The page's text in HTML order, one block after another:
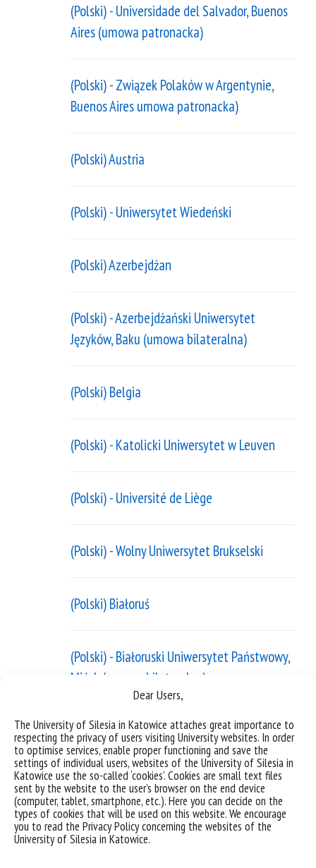
Dear Users,
The University of Silesia in Katowice attaches great importance to
respecting the privacy of users visiting University websites. In order
to optimise services, enable proper functioning and save the
settings of individual users, websites of the University of Silesia in
Katowice use the so-called ‘cookies’. Cookies are small text files
sent by the website to the user’s browser on the end device
(computer, tablet, smartphone, etc.). Here you can decide on the
types of cookies that will be used on this website. We encourage
you to read the Privacy Policy concerning the websites of the
University of Silesia in Katowice.
(Polski) - Universidade del Salvador, Buenos
Aires (umowa patronacka)
(Polski) - Związek Polaków w Argentynie,
Buenos Aires umowa patronacka)
(Polski) Austria
(Polski) - Uniwersytet Wiedeński
(Polski) Azerbejdżan
(Polski) - Azerbejdżański Uniwersytet
Języków, Baku (umowa bilateralna)
(Polski) Belgia
(Polski) - Katolicki Uniwersytet w Leuven
(Polski) - Université de Liège
(Polski) - Wolny Uniwersytet Brukselski
(Polski) Białoruś
(Polski) - Białoruski Uniwersytet Państwowy,
Mińsk (umowa bilateralna)
(Polski) - Białoruski Państwowy Uniwersytet
Pedagogiczny im. Maksima Tanka, Mińsk
(umowa bilateralna)
(Polski) - Minsk State Linguistic University